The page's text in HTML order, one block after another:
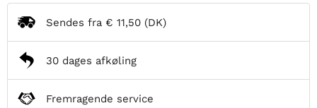
Sendes fra € 11,50 (DK)
30 dages afkøling
Fremragende service